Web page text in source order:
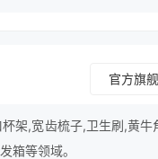
官方旗
架,宽齿梳子,卫生刷,黄牛
箱等领域。